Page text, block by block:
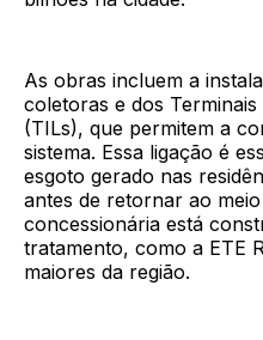
As obras incluem a
coletoras e dos
(TILs), que permitem a
sistema. Essa ligação é
esgoto gerado nas
antes de retornar ao
concessionária está
tratamento, como a ETE
maiores da região.